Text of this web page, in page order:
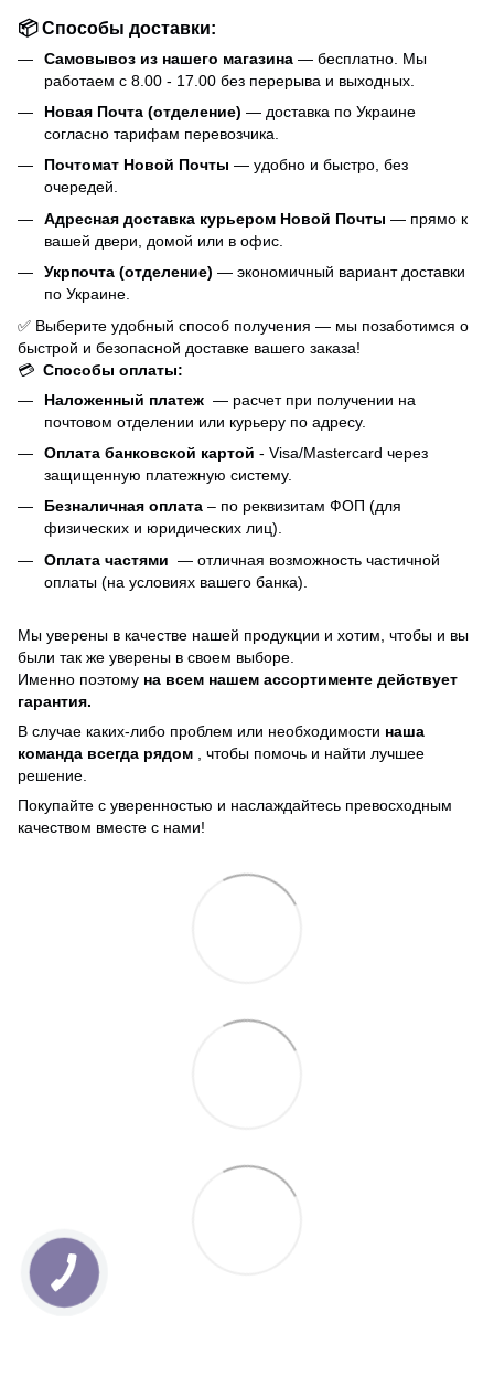
📦 Способы доставки:
Самовывоз из нашего магазина — бесплатно. Мы
работаем с 8.00 - 17.00 без перерыва и выходных.
Новая Почта (отделение) — доставка по Украине
согласно тарифам перевозчика.
Почтомат Новой Почты — удобно и быстро, без
очередей.
Адресная доставка курьером Новой Почты — прямо к
вашей двери, домой или в офис.
Укрпочта (отделение) — экономичный вариант доставки
по Украине.
✅ Выберите удобный способ получения — мы позаботимся о
быстрой и безопасной доставке вашего заказа!
💳 Способы оплаты:
Наложенный платеж — расчет при получении на
почтовом отделении или курьеру по адресу.
Оплата банковской картой - Visa/Mastercard через
защищенную платежную систему.
Безналичная оплата – по реквизитам ФОП (для
физических и юридических лиц).
Оплата частями — отличная возможность частичной
оплаты (на условиях вашего банка).
Мы уверены в качестве нашей продукции и хотим, чтобы и вы
были так же уверены в своем выборе.
Именно поэтому на всем нашем ассортименте действует
гарантия.
В случае каких-либо проблем или необходимости наша
команда всегда рядом , чтобы помочь и найти лучшее
решение.
Покупайте с уверенностью и наслаждайтесь превосходным
качеством вместе с нами!